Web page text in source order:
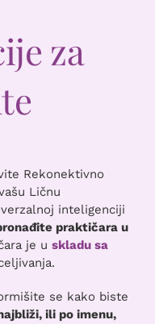
za
Rekonektivno
Ličnu
inteligenciji
praktičara u
je u skladu sa
se kako biste
ili po imenu,